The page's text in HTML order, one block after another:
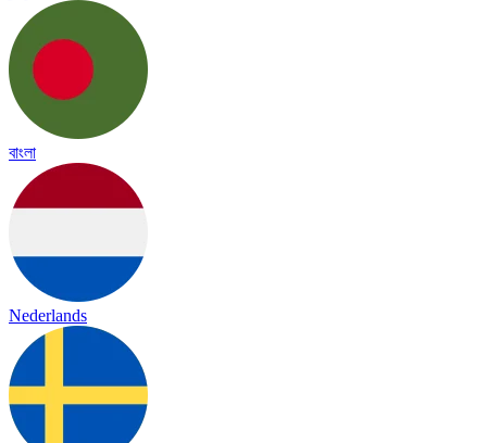
বাংলা
Nederlands